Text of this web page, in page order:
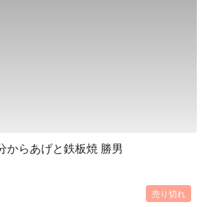
からあげと鉄板焼 勝男
売り切れ